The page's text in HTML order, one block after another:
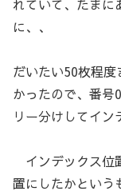
れていて、たまに
に、、
だいたい50枚程
かったので、番
リー分けしてイン
インデックス位
置にしたかという